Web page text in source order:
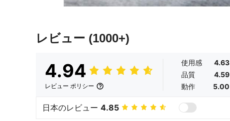
レビュー (1000+)
4.94
レビュー ポリシー
使用感
4.63
品質
4.59
動作
5.00
日本のレビュー 4.85